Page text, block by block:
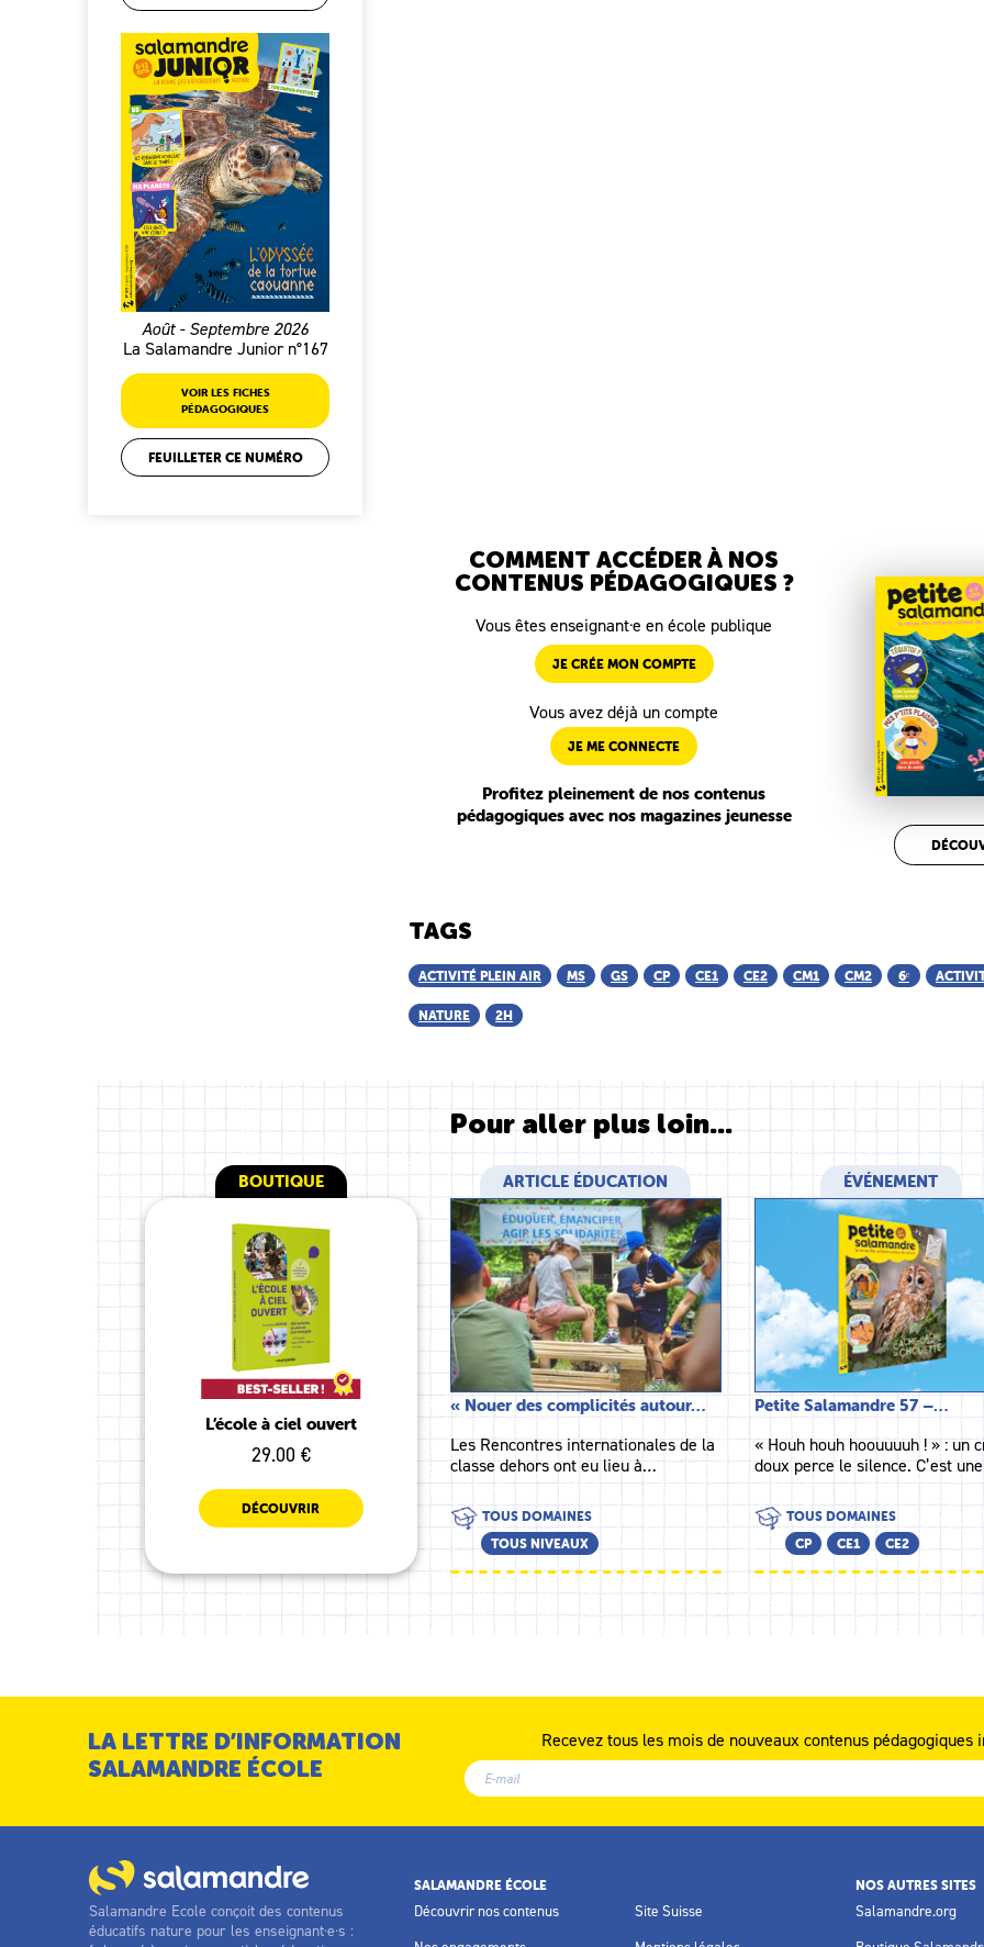
Août - Septembre 2026
La Salamandre Junior n°167
VOIR LES FICHES
PÉDAGOGIQUES
FEUILLETER CE NUMÉRO
COMMENT ACCÉDER À NOS
CONTENUS PÉDAGOGIQUES ?
Vous êtes enseignant·e en école publique
JE CRÉE MON COMPTE
Vous avez déjà un compte
JE ME CONNECTE
Profitez pleinement de nos contenus
pédagogiques avec nos magazines jeunesse
TAGS
ACTIVITÉ PLEIN AIR MS GS CP CE1 CE2 CM1 CM2 6ᵉ
NATURE 2H
Pour aller plus loin...
BOUTIQUE
L’école à ciel ouvert
29.00 €
DÉCOUVRIR
ARTICLE ÉDUCATION
« Nouer des complicités autour…
Les Rencontres internationales de la
classe dehors ont eu lieu à…
TOUS DOMAINES
TOUS NIVEAUX
ÉVÉNEMENT
Petite Salamandre 57 –…
« Houh houh hoouuuuh ! » : un
doux perce le silence. C’est
TOUS DOMAINES
CP
CE1 CE2
LA LETTRE D’INFORMATION
SALAMANDRE ÉCOLE
Recevez tous les mois de nouveaux contenus
Salamandre Ecole conçoit des contenus
éducatifs nature pour les enseignant·e·s :
SALAMANDRE ÉCOLE
Découvrir nos contenus Site Suisse
NOS AUTRES SITES
Salamandre.org